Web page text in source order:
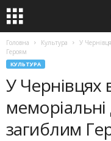
Головна Культура
У
Героям
КУЛЬТУРА
У Чернівцях
загиблим